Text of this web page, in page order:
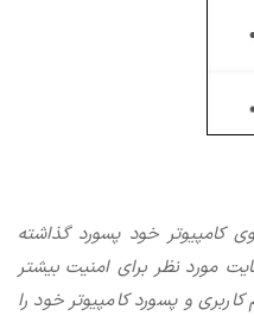
کامپیوتر خود پسورد گذاشته
مورد نظر برای امنیت بیشتر
و پسورد کامپیوتر خود را